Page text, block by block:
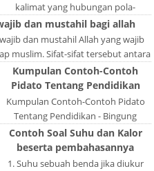
kalimat yang hubungan pola-
polanya tidak sederajat. Salah satu
pola menduduki sebagai induk
kalimat, se...
dan mustahil bagi allah
dan mustahil Allah yang wajib
muslim. Sifat-sifat tersebut antara
lain: Sifat Wajib Tulisan A...
Kumpulan Contoh-Contoh
Pidato Tentang Pendidikan
Kumpulan Contoh-Contoh Pidato
Tentang Pendidikan - Bingung
ngerjain tugas bikin pidato sekolah?
Atau sedang nyari kumpulan
contoh-contoh ...
Contoh Soal Suhu dan Kalor
beserta pembahasannya
1. Suhu sebuah benda jika diukur